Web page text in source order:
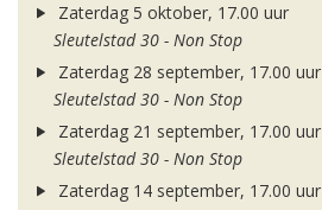
Zaterdag 5 oktober, 17.00 uur
Sleutelstad 30 - Non Stop
Zaterdag 28 september, 17.00 uur
Sleutelstad 30 - Non Stop
Zaterdag 21 september, 17.00 uur
Sleutelstad 30 - Non Stop
Zaterdag 14 september, 17.00 uur